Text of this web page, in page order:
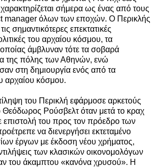
σήμερα ως ένας από τους
manager όλων των εποχών. Ο Περικλής
σημαντικότερες επεκτατικές
του αρχαίου κόσμου, τα
άμβλυναν τότε τα σοβαρά
της πόλης των Αθηνών, ενώ
στη δημιουργία ενός από τα
αρχαίου κόσμου.
του Περικλή εφάρμοσε αρκετούς
Θεόδωρος Ρούσβελτ όταν μετά το κραχ
επιστολή του προς τον πρόεδρο των
να διενεργήσει εκτεταμένο
έργων με έκδοση νέου χρήματος,
των κλασικών οικονομολόγων
του άκαμπτου «κανόνα χρυσού». Η